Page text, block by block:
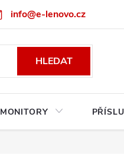
info@e-lenovo.cz
HLEDAT
MONITORY